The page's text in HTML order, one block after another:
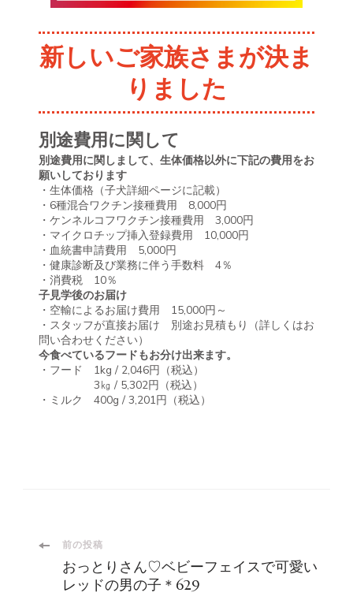
新しいご家族さまが決ま
りました
別途費用に関して
別途費用に関しまして、生体価格以外に下記の費用をお
願いしております
・生体価格（子犬詳細ページに記載）
・6種混合ワクチン接種費用 8,000円
・ケンネルコフワクチン接種費用 3,000円
・マイクロチップ挿入登録費用 10,000円
・血統書申請費用 5,000円
・健康診断及び業務に伴う手数料 4％
・消費税 10％
子見学後のお届け
・空輸によるお届け費用 15,000円～
・スタッフが直接お届け 別途お見積もり（詳しくはお
問い合わせください）
今食べているフードもお分け出来ます。
・フード 1kg / 2,046円（税込）
3㎏ / 5,302円（税込）
・ミルク 400g / 3,201円（税込）
投
前の投稿
おっとりさん♡ベビーフェイスで可愛い
レッドの男の子＊629